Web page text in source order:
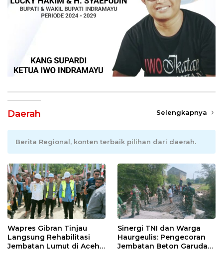
Daerah Selengkapnya
Berita Regional, konten terbaik pilihan dari daerah.
Wapres Gibran Tinjau
Langsung Rehabilitasi
Jembatan Lumut di Aceh
Sinergi TNI dan Warga
Haurgeulis: Pengecoran
Jembatan Beton Garuda